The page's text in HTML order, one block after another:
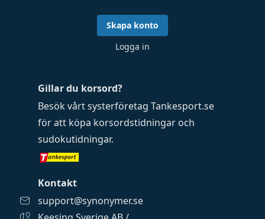
Gillar du korsord?
Besök vårt systerföretag Tankesport.se
för att köpa korsordstidningar och
sudokutidningar.
Kontakt
support@synonymer.se
Skapa konto
Logga in